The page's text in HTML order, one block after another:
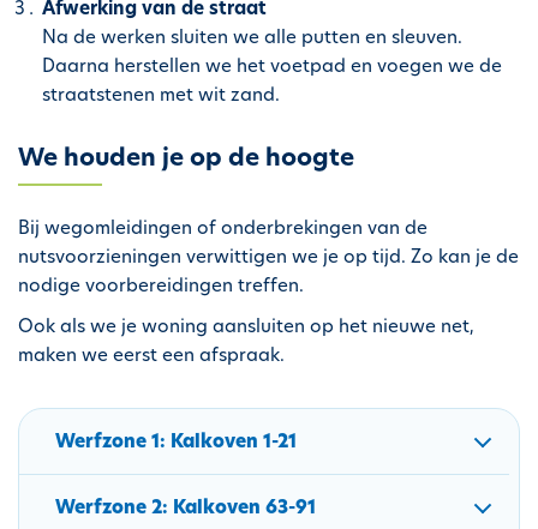
Afwerking van de straat
Na de werken sluiten we alle putten en sleuven.
Daarna herstellen we het voetpad en voegen we de
straatstenen met wit zand.
We houden je op de hoogte
Bij wegomleidingen of onderbrekingen van de
nutsvoorzieningen verwittigen we je op tijd. Zo kan je de
nodige voorbereidingen treffen.
Ook als we je woning aansluiten op het nieuwe net,
maken we eerst een afspraak.
Werfzone 1: Kalkoven 1-21
Werfzone 2: Kalkoven 63-91